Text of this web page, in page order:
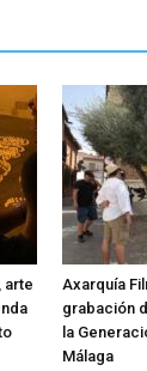
arte
Axarquía
grabación
la
Málaga